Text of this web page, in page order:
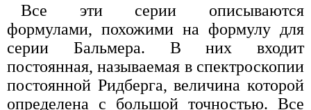
Все эти серии описываются
формулами, похожими на формулу для
серии Бальмера. В них входит
постоянная, называемая в спектроскопии
постоянной Ридберга, величина которой
определена с большой точностью. Все